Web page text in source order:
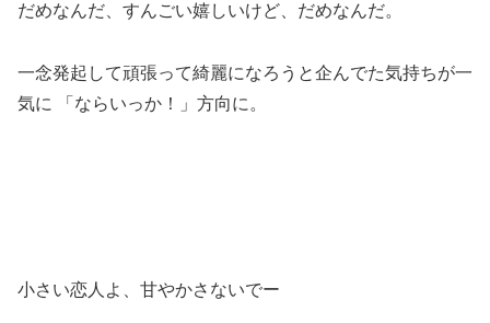
だめなんだ、すんごい嬉しいけど、だめなんだ。
一念発起して頑張って綺麗になろうと企んでた気持ちが一
気に 「ならいっか！」方向に。
小さい恋人よ、甘やかさないでー